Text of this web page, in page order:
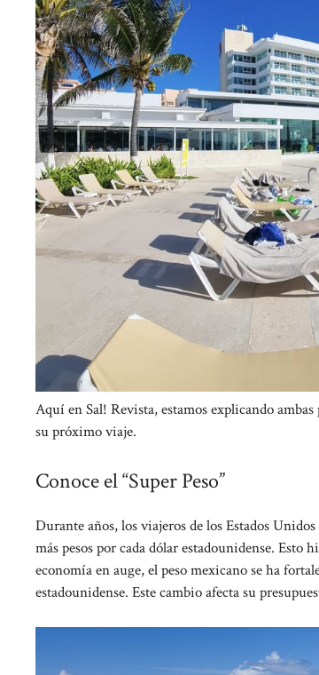
Aquí en Sal! Revista, estamos explicando
su próximo viaje.
Conoce el “Super Peso”
Durante años, los viajeros de los Estados
más pesos por cada dólar estadounidense.
economía en auge, el peso mexicano se ha
estadounidense. Este cambio afecta su